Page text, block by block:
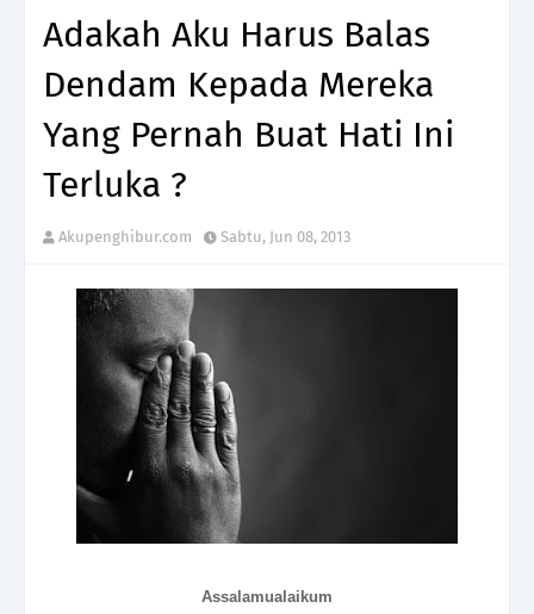
Adakah Aku Harus Balas
Dendam Kepada Mereka
Yang Pernah Buat Hati Ini
Terluka ?
Akupenghibur.com Sabtu, Jun 08, 2013
Assalamualaikum